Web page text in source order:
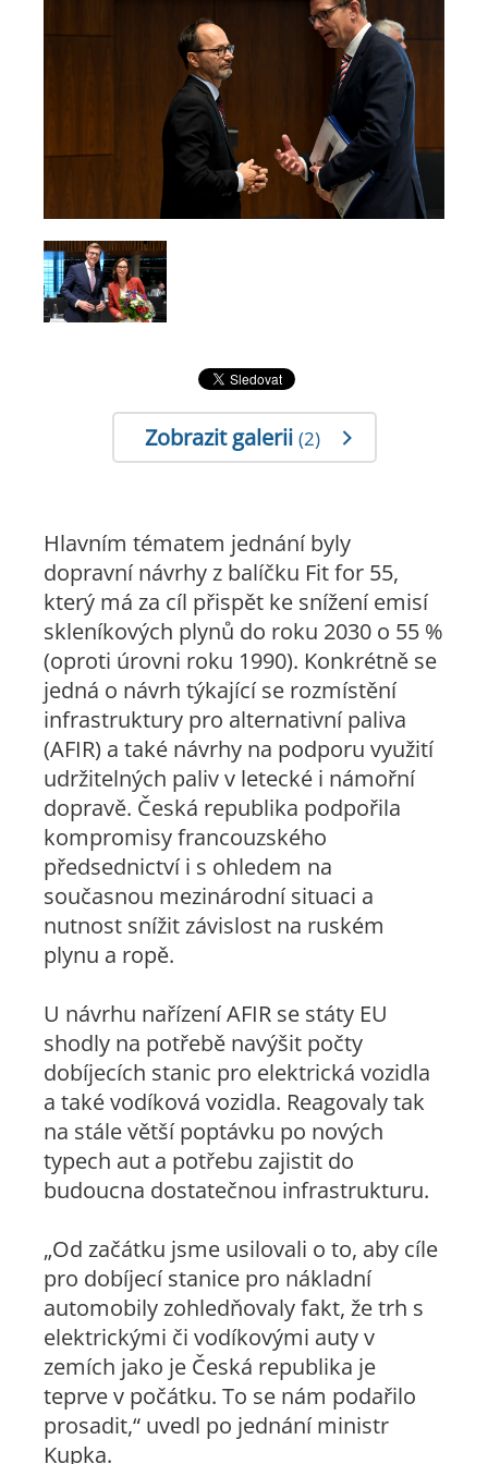
Zobrazit galerii (2)
Hlavním tématem jednání byly
dopravní návrhy z balíčku Fit for 55,
který má za cíl přispět ke snížení emisí
skleníkových plynů do roku 2030 o 55 %
(oproti úrovni roku 1990). Konkrétně se
jedná o návrh týkající se rozmístění
infrastruktury pro alternativní paliva
(AFIR) a také návrhy na podporu využití
udržitelných paliv v letecké i námořní
dopravě. Česká republika podpořila
kompromisy francouzského
předsednictví i s ohledem na
současnou mezinárodní situaci a
nutnost snížit závislost na ruském
plynu a ropě.
U návrhu nařízení AFIR se státy EU
shodly na potřebě navýšit počty
dobíjecích stanic pro elektrická vozidla
a také vodíková vozidla. Reagovaly tak
na stále větší poptávku po nových
typech aut a potřebu zajistit do
budoucna dostatečnou infrastrukturu.
„Od začátku jsme usilovali o to, aby cíle
pro dobíjecí stanice pro nákladní
automobily zohledňovaly fakt, že trh s
elektrickými či vodíkovými auty v
zemích jako je Česká republika je
teprve v počátku. To se nám podařilo
prosadit,“ uvedl po jednání ministr
Kupka.